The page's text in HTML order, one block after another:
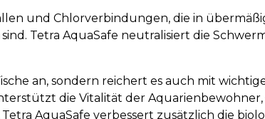
und Chlorverbindungen, die in
Tetra AquaSafe neutralisiert die
an, sondern reichert es auch mit
die Vitalität der
AquaSafe verbessert zusätzlich die